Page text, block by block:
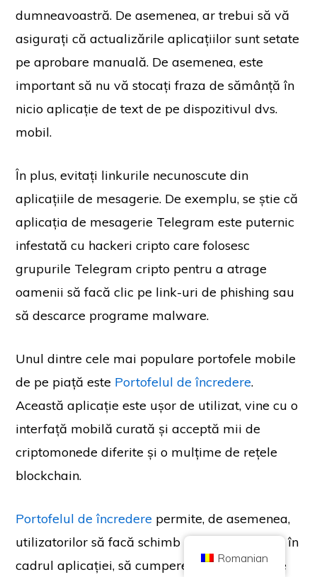
dumneavoastră. De asemenea, ar trebui să vă
asigurați că actualizările aplicațiilor sunt setate
pe aprobare manuală. De asemenea, este
important să nu vă stocați fraza de sămânță în
nicio aplicație de text de pe dispozitivul dvs.
mobil.
În plus, evitați linkurile necunoscute din
aplicațiile de mesagerie. De exemplu, se știe că
aplicația de mesagerie Telegram este puternic
infestată cu hackeri cripto care folosesc
grupurile Telegram cripto pentru a atrage
oamenii să facă clic pe link-uri de phishing sau
să descarce programe malware.
Unul dintre cele mai populare portofele mobile
de pe piață este Portofelul de încredere.
Această aplicație este ușor de utilizat, vine cu o
interfață mobilă curată și acceptă mii de
criptomonede diferite și o mulțime de rețele
blockchain.
Portofelul de încredere permite, de asemenea,
utilizatorilor să facă schimb de criptomonede în
cadrul aplicației, să cumpere diverse monede
Copyright © 2026 Brilliant British Ltd comercializat sub numele de Coin
Kickoff
Adresă: 2nd Floor 167-169 Great Portland Street, Londra, Regatul Unit,
Conținutul are un scop informativ și nu reprezintă consultanță de investiții.
în criptomonede vine cu riscuri.
Criptomoneda nu este reglementată de Autoritatea de Conduită Financiară
din Regatul Unit și nu face obiectul protecției în cadrul Planului de
competență a Serviciului Ombudsmanului financiar din Regatul Unit.
Investiția în criptomonede vine cu riscuri, iar criptomonedele pot crește în
ACASĂ DESPRE POLITICA DE CONFIDENȚIALITATE CONTACTAȚI-NE
Romanian